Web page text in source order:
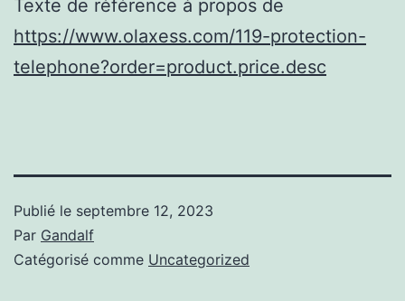
Texte de référence à propos de
https://www.olaxess.com/119-protection-
telephone?order=product.price.desc
Publié le septembre 12, 2023
Par Gandalf
Catégorisé comme Uncategorized